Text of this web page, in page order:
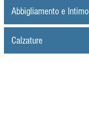
Abbigliamento e Intimo
Calzature